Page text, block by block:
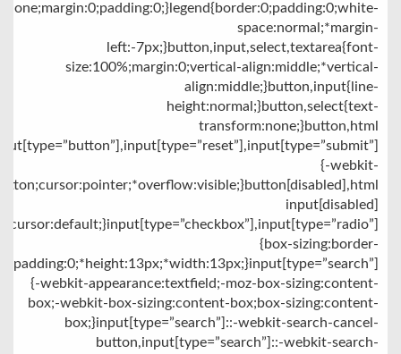
none;margin:0;padding:0;}legend{border:0;padding:0;white-
space:normal;*margin-
left:-7px;}button,input,select,textarea{font-
size:100%;margin:0;vertical-align:middle;*vertical-
align:middle;}button,input{line-
height:normal;}button,select{text-
transform:none;}button,html
{-webkit-
input[disabled]
{cursor:default;}input[type=”checkbox”],input[type=”radio”]
{box-sizing:border-
{-webkit-appearance:textfield;-moz-box-sizing:content-
box;-webkit-box-sizing:content-box;box-sizing:content-
box;}input[type=”search”]::-webkit-search-cancel-
button,input[type=”search”]::-webkit-search-